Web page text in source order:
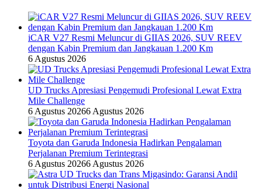
iCAR V27 Resmi Meluncur di GIIAS 2026, SUV REEV
dengan Kabin Premium dan Jangkauan 1.200 Km
6 Agustus 2026
UD Trucks Apresiasi Pengemudi Profesional Lewat Extra
Mile Challenge
6 Agustus 20266 Agustus 2026
Toyota dan Garuda Indonesia Hadirkan Pengalaman
Perjalanan Premium Terintegrasi
6 Agustus 20266 Agustus 2026